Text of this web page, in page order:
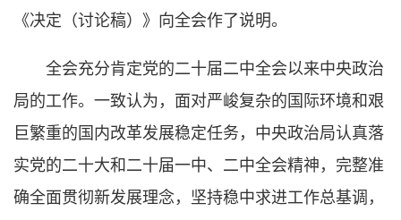
《决定（讨论稿）》向全会作了说明。
全会充分肯定党的二十届二中全会以来中央政治
局的工作。一致认为，面对严峻复杂的国际环境和艰
巨繁重的国内改革发展稳定任务，中央政治局认真落
实党的二十大和二十届一中、二中全会精神，完整准
确全面贯彻新发展理念，坚持稳中求进工作总基调，